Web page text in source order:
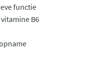
functie
B6